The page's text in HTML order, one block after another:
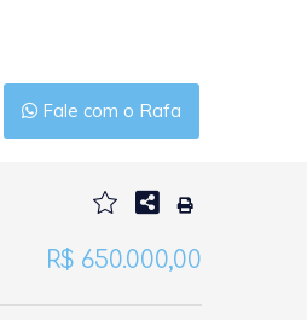
Fale com o Rafa
R$ 650.000,00